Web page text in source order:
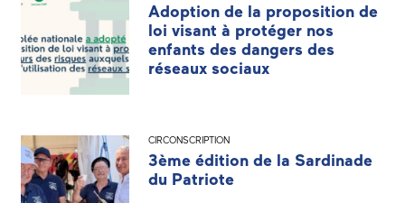
Adoption de la proposition de
loi visant à protéger nos
enfants des dangers des
réseaux sociaux
CIRCONSCRIPTION
3ème édition de la Sardinade
du Patriote